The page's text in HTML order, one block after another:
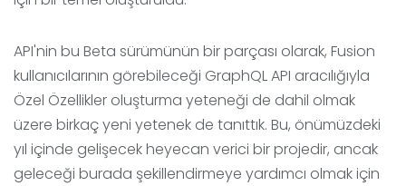
API'nin bu Beta sürümünün bir parçası olarak, Fusion
kullanıcılarının görebileceği GraphQL API aracılığıyla
Özel Özellikler oluşturma yeteneği de dahil olmak
üzere birkaç yeni yetenek de tanıttık. Bu, önümüzdeki
yıl içinde gelişecek heyecan verici bir projedir, ancak
geleceği burada şekillendirmeye yardımcı olmak için